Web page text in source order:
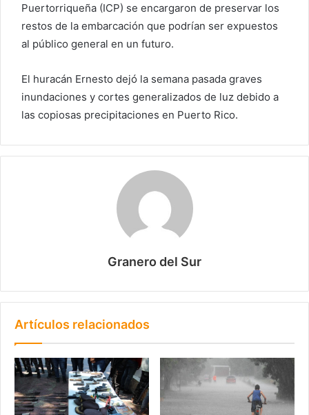
Puertorriqueña (ICP) se encargaron de preservar los
restos de la embarcación que podrían ser expuestos
al público general en un futuro.
El huracán Ernesto dejó la semana pasada graves
inundaciones y cortes generalizados de luz debido a
las copiosas precipitaciones en Puerto Rico.
Granero del Sur
Artículos relacionados